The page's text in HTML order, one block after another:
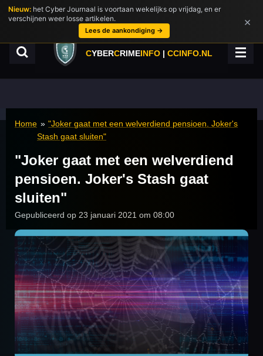
Ga
direct
hoofdinhoud
CYBERCRIMEINFO | CCINFO.NL
Home » "Joker gaat met een welverdiend pensioen. Joker's
Stash gaat sluiten"
"Joker gaat met een welverdiend
pensioen. Joker's Stash gaat
sluiten"
Gepubliceerd op 23 januari 2021 om 08:00
Nieuw: het Cyber Journaal is voortaan wekelijks op vrijdag, en er
verschijnen weer losse artikelen.
Lees de aankondiging →
×